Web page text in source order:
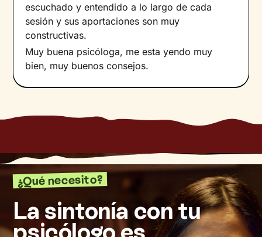
escuchado y entendido a lo largo de cada
sesión y sus aportaciones son muy
constructivas.
Muy buena psicóloga, me esta yendo muy
bien, muy buenos consejos.
¿Qué necesito?
La sintonía con tu